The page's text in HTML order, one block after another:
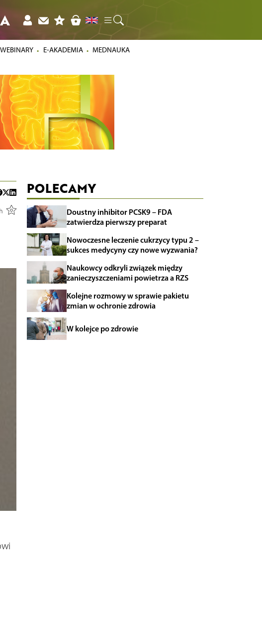
E-AKADEMIA MEDNAUKA
POLECAMY
Doustny inhibitor PCSK9 – FDA
zatwierdza pierwszy preparat
Nowoczesne leczenie cukrzycy typu 2 –
sukces medycyny czy nowe wyzwania?
Naukowcy odkryli związek między
zanieczyszczeniami powietrza a RZS
Kolejne rozmowy w sprawie pakietu
zmian w ochronie zdrowia
W kolejce po zdrowie